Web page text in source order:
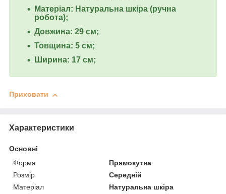
Матеріал: Натуральна шкіра (ручна
робота);
Довжина: 29 см;
Товщина: 5 см;
Ширина: 17 см;
Приховати
Характеристики
Основні
Форма
Прямокутна
Розмір
Середній
Матеріал
Натуральна шкіра